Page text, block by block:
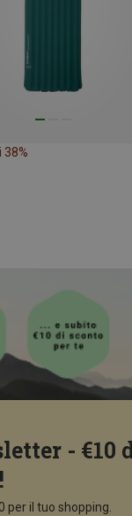
38%
- €10
per il tuo shopping.